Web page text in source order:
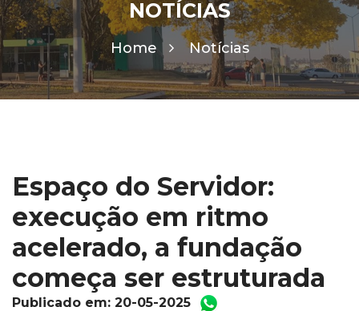
NOTÍCIAS
Home Notícias
Espaço do Servidor:
execução em ritmo
acelerado, a fundação
começa ser estruturada
Publicado em: 20-05-2025